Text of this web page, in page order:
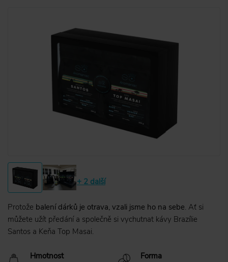
+ 2 další
Protože balení dárků je otrava, vzali jsme ho na sebe. Ať si
můžete užít předání a společně si vychutnat kávy Brazílie
Santos a Keňa Top Masai.
Hmotnost Forma